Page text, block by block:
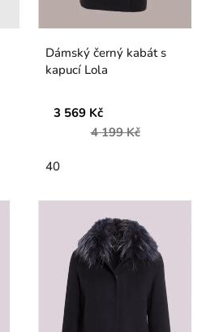
Dámský černý kabát s
kapucí Lola
3 569 Kč
4 199 Kč
40